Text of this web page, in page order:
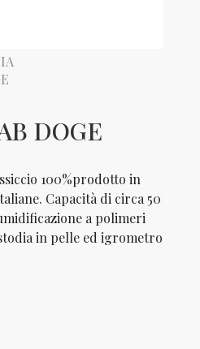
DOGE
100%prodotto in
Capacità di circa 50
a polimeri
in pelle ed igrometro